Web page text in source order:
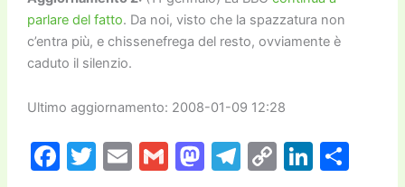
parlare del fatto. Da noi, visto che la spazzatura non
c’entra più, e chissenefrega del resto, ovviamente è
caduto il silenzio.
Ultimo aggiornamento: 2008-01-09 12:28
F T E G M T C Li C